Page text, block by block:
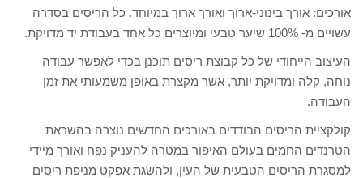
אורכים: אורך בינוני-ארוך ואורך ארוך במיוחד. כל הריסים בסדרה
עשויים מ- 100% שיער טבעי ומיוצרים כל אחד בעבודת יד מדויקת.
העיצוב הייחודי של כל קבוצת ריסים תוכנן בכדי לאפשר עבודה
נוחה, קלה ומדויקת יותר, אשר מקצרת באופן משמעותי את זמן
העבודה.
קולקציית הריסים הבודדים באורכים החדשים נוצרה בהשראת
הטרנדים החמים בעולם האיפור במטרה להעניק נפח ואורך מיידי
למסגרת הריסים הטבעית של העין, ולהשגת אפקט מניפת ריסים